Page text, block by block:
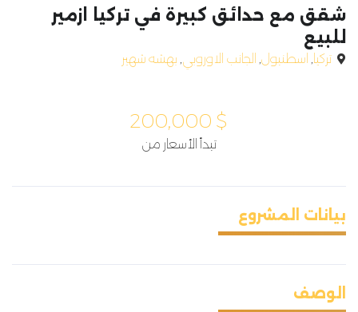
شقق مع حدائق كبيرة في تركيا ازمير
للبيع
تركيا,اسطنبول, الجانب الاوروبي, بهشه شهير
$
200,000
تبدأ الأسعار من
بيانات المشروع
الوصف